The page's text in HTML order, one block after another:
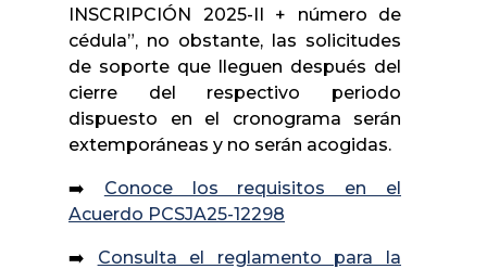
INSCRIPCIÓN 2025-II + número de
cédula”, no obstante, las solicitudes
de soporte que lleguen después del
cierre del respectivo periodo
dispuesto en el cronograma serán
extemporáneas y no serán acogidas.
➡️
Conoce los requisitos en el
Acuerdo PCSJA25-12298
➡️
Consulta el reglamento para la